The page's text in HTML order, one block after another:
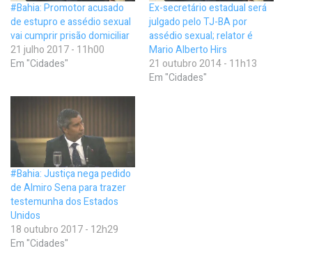
#Bahia: Promotor acusado
de estupro e assédio sexual
vai cumprir prisão domiciliar
21 julho 2017 - 11h00
Em "Cidades"
Ex-secretário estadual será
julgado pelo TJ-BA por
assédio sexual; relator é
Mario Alberto Hirs
21 outubro 2014 - 11h13
Em "Cidades"
#Bahia: Justiça nega pedido
de Almiro Sena para trazer
testemunha dos Estados
Unidos
18 outubro 2017 - 12h29
Em "Cidades"